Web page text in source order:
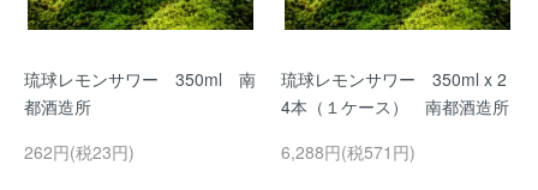
琉球レモンサワー 350ml 南
都酒造所
262円(税23円)
琉球レモンサワー 350ml x 2
4本（１ケース） 南都酒造所
6,288円(税571円)